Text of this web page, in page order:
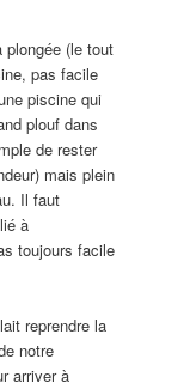
plongée (le tout
pas facile
piscine qui
plouf dans
de rester
mais plein
Il faut
à
toujours facile
reprendre la
notre
arriver à